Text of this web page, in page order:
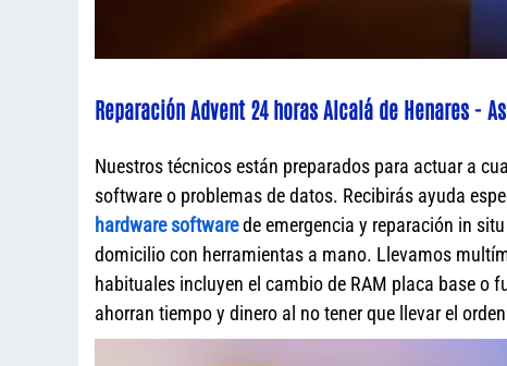
Reparación Advent 24 horas Alcalá de Henares -
Nuestros técnicos están preparados para actuar a
software o problemas de datos. Recibirás ayuda
hardware softwarede emergencia y reparación in
domicilio con herramientas a mano. Llevamos
habituales incluyen el cambio de RAM placa base o
ahorran tiempo y dinero al no tener que llevar el